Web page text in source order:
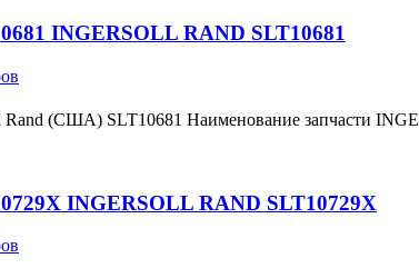
INGERSOLL RAND SLT10681
Rand (США) SLT10681 Наименование запчасти
INGERSOLL RAND SLT10729X